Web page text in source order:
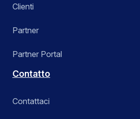
Clienti
Partner
Partner Portal
Contatto
Contattaci